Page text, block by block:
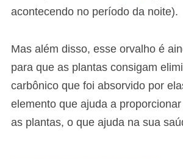
acontecendo no período da noite).
Mas além disso, esse orvalho é
para que as plantas consigam
carbônico que foi absorvido por
elemento que ajuda a
as plantas, o que ajuda na sua